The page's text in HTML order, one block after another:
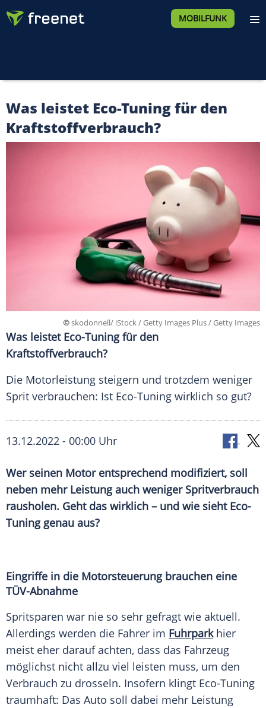
MOBILFUNK
Was leistet Eco-Tuning für den
Kraftstoffverbrauch?
©skodonnell/ iStock / Getty Images Plus / Getty Images
Was leistet Eco-Tuning für den
Kraftstoffverbrauch?
Die Motorleistung steigern und trotzdem weniger
Sprit verbrauchen: Ist Eco-Tuning wirklich so gut?
13.12.2022 - 00:00 Uhr
Wer seinen Motor entsprechend modifiziert, soll
neben mehr Leistung auch weniger Spritverbrauch
rausholen. Geht das wirklich – und wie sieht Eco-
Tuning genau aus?
Eingriffe in die Motorsteuerung brauchen eine
TÜV-Abnahme
Spritsparen war nie so sehr gefragt wie aktuell.
Allerdings werden die Fahrer im Fuhrparkhier
meist eher darauf achten, dass das Fahrzeug
möglichst nicht allzu viel leisten muss, um den
Verbrauch zu drosseln. Insofern klingt Eco-Tuning
traumhaft: Das Auto soll dabei mehr Leistung